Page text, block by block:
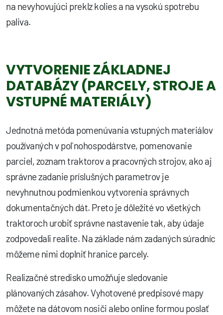
na nevyhovujúci preklz kolies a na vysokú spotrebu
paliva.
VYTVORENIE ZÁKLADNEJ
DATABÁZY (PARCELY, STROJE A
VSTUPNÉ MATERIÁLY)
Jednotná metóda pomenúvania vstupných materiálov
používaných v poľnohospodárstve, pomenovanie
parciel, zoznam traktorov a pracovných strojov, ako aj
správne zadanie príslušných parametrov je
nevyhnutnou podmienkou vytvorenia správnych
dokumentačných dát. Preto je dôležité vo všetkých
traktoroch urobiť správne nastavenie tak, aby údaje
zodpovedali realite. Na základe nám zadaných súradníc
môžeme nimi doplniť hranice parcely.
Realizačné stredisko umožňuje sledovanie
plánovaných zásahov. Vyhotovené predpisové mapy
môžete na dátovom nosiči alebo online formou poslať